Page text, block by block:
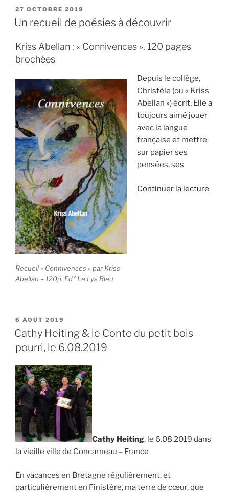
Marseille
–
PUBLIÉ
LE
27 OCTOBRE 2019
Un recueil de poésies à découvrir
Kriss Abellan : « Connivences », 120 pages
brochées
Recueil « Connivences » par Kriss
Abellan – 120p. Ed° Le Lys Bleu
Depuis le collège,
Christèle (ou « Kriss
Abellan ») écrit. Elle a
toujours aimé jouer
avec la langue
française et mettre
sur papier ses
pensées, ses
Continuer la lecturede
PUBLIÉ
LE
6 AOÛT 2019
Cathy Heiting & le Conte du petit bois
pourri, le 6.08.2019
Cathy Heiting, le 6.08.2019 dans
la vieille ville de Concarneau – France
En vacances en Bretagne régulièrement, et
particulièrement en Finistère, ma terre de cœur, que